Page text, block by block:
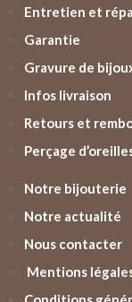
Entretien et
Garantie
Gravure de
Infos livraison
Retours et
Perçage
Notre bijouterie
Notre actualité
Nous contacter
Mentions